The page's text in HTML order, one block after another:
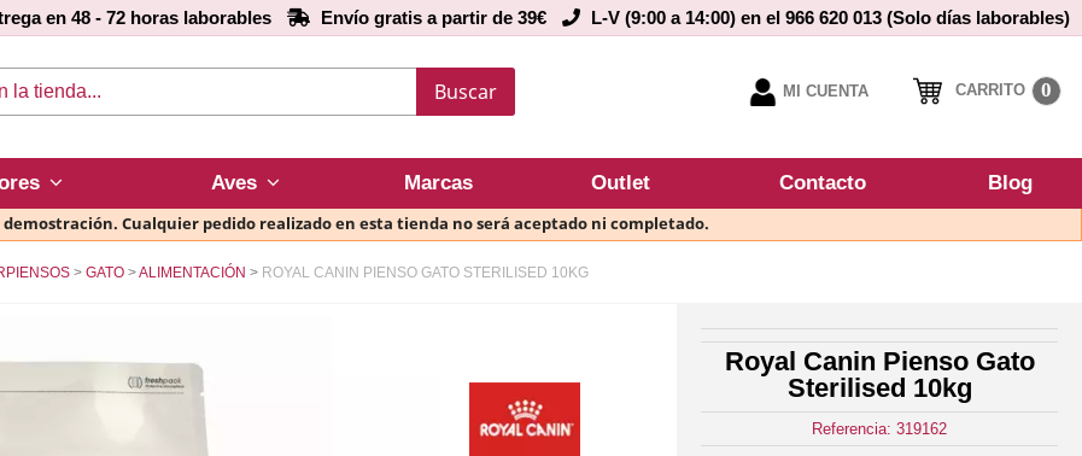
en 48 - 72 horas laborables Envío gratis a partir de 39€ L-V (9:00 a 14:00) en el 966 620 013 (Solo días laborables)
Buscar MI CUENTA CARRITO 0
Aves Marcas Outlet Contacto Blog
demostración. Cualquier pedido realizado en esta tienda no será aceptado ni completado.
GATO ALIMENTACIÓN ROYAL CANIN PIENSO GATO STERILISED 10KG
Royal Canin Pienso Gato
Sterilised 10kg
Referencia: 319162